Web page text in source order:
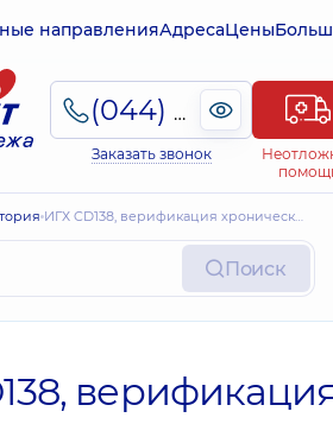
направленияАдресаЦены
(044) 495-2-888
Заказать звонок
ИГХ CD138, верификация хронического эндометрита
Поиск